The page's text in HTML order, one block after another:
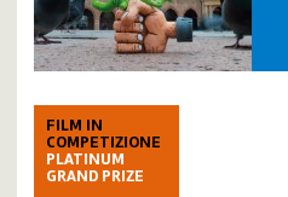
FILM IN
COMPETIZIONE
PLATINUM
GRAND PRIZE